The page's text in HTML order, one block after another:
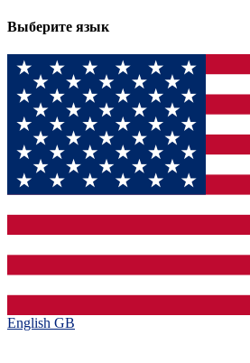
Выберите язык
English GB‎